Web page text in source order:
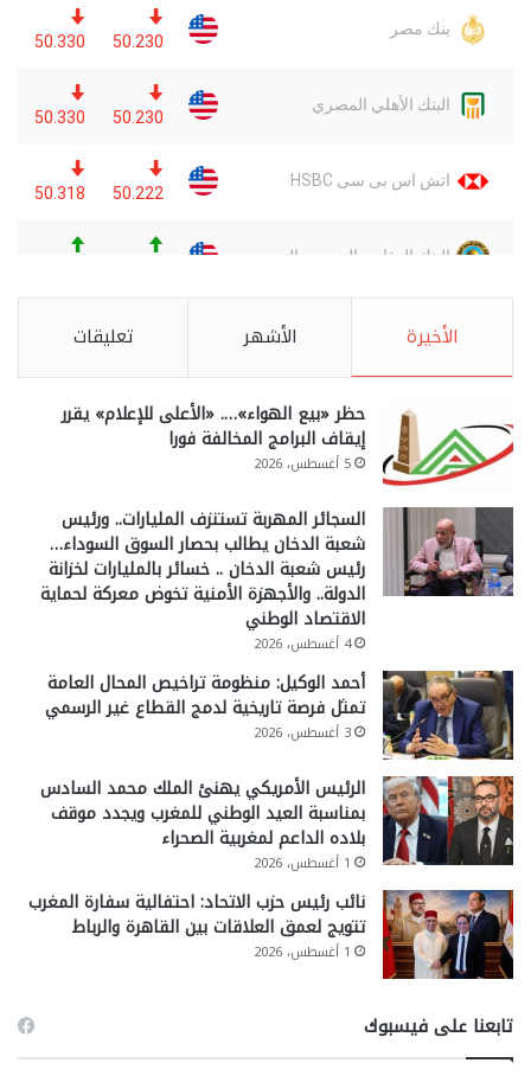
الأخيرة الأشهر تعليقات
حظر «بيع الهواء»…. «الأعلى للإعلام» يقرر
إيقاف البرامج المخالفة فورا
5 أغسطس، 2026
السجائر المهربة تستنزف المليارات.. ورئيس
شعبة الدخان يطالب بحصار السوق السوداء…
رئيس شعبة الدخان .. خسائر بالمليارات لخزانة
الدولة.. والأجهزة الأمنية تخوض معركة لحماية
الاقتصاد الوطني
4 أغسطس، 2026
أحمد الوكيل: منظومة تراخيص المحال العامة
تمثل فرصة تاريخية لدمج القطاع غير الرسمي
3 أغسطس، 2026
الرئيس الأمريكي يهنئ الملك محمد السادس
بمناسبة العيد الوطني للمغرب ويجدد موقف
بلاده الداعم لمغربية الصحراء
1 أغسطس، 2026
نائب رئيس حزب الاتحاد: احتفالية سفارة المغرب
تتويج لعمق العلاقات بين القاهرة والرباط
1 أغسطس، 2026
تابعنا على فيسبوك